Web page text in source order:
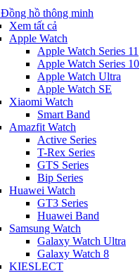
Đồng hồ thông minh
Xem tất cả
Apple Watch
Apple Watch Series 11
Apple Watch Series 10
Apple Watch Ultra
Apple Watch SE
Xiaomi Watch
Smart Band
Amazfit Watch
Active Series
T-Rex Series
GTS Series
Bip Series
Huawei Watch
GT3 Series
Huawei Band
Samsung Watch
Galaxy Watch Ultra
Galaxy Watch 8
KIESLECT